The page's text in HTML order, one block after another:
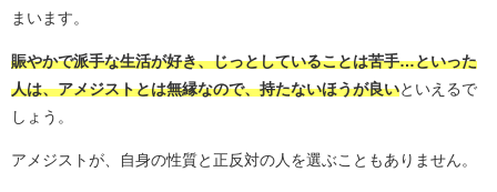
まいます。
賑やかで派手な生活が好き、じっとしていることは苦手…といった
人は、アメジストとは無縁なので、持たないほうが良いといえるで
しょう。
アメジストが、自身の性質と正反対の人を選ぶこともありません。